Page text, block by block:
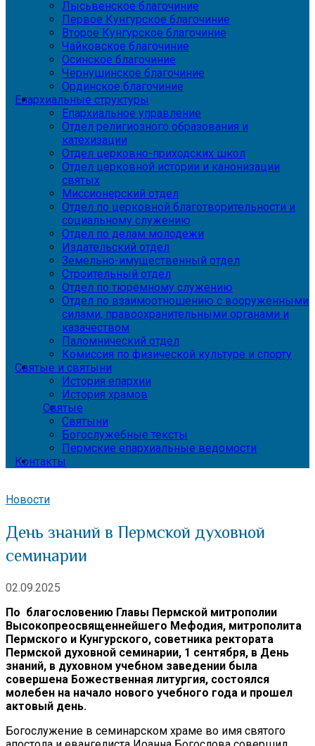
Лысьвенское благочиние
Первое Кунгурское благочиние
Второе Кунгурское благочиние
Чайковское благочиние
Осинское благочиние
Чернушинское благочиние
Ординское благочиние
Епархиальные структуры
Епархиальное управление
Отдел религиозного образования и
катехизации
Отдел церковно-приходских школ
Отдел церковной истории и канонизации
святых
Миссионерский отдел
Отдел по церковной благотворительности и
социальному служению
Отдел по делам молодежи
Издательский отдел
Земельно-имущественный отдел
Строительный отдел
Отдел по тюремному служению
Отдел по взаимоотношению с вооруженными
силами, правоохранительными органами и
казачеством
Паломнический отдел
Комиссия по физической культуре и спорту
Святые и святыни
История епархии
История храмов
Святые
Святыни
Богослужебные тексты
Пермские епархиальные ведомости
Контакты
Новости
День знаний в Пермской духовной
семинарии
02.09.2025
По благословению Главы Пермской митрополии
Высокопреосвященнейшего Мефодия, митрополита
Пермского и Кунгурского, советника ректората
Пермской духовной семинарии, 1 сентября, в День
знаний, в духовном учебном заведении была
совершена Божественная литургия, состоялся
молебен на начало нового учебного года и прошел
актовый день.
Богослужение в семинарском храме во имя святого